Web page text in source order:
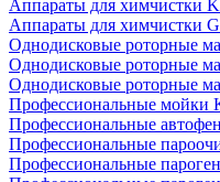
Аппараты для химчистки
Аппараты для химчистки
Однодисковые роторные
Однодисковые роторные
Однодисковые роторные
Профессиональные мойки
Профессиональные
Профессиональные
Профессиональные